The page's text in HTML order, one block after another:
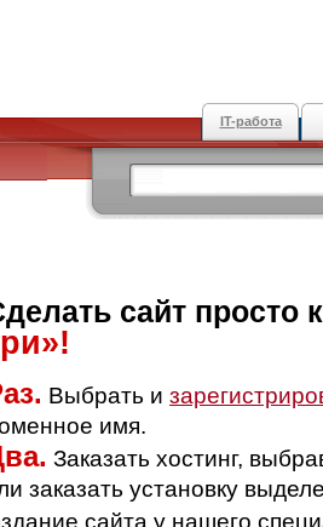
IT-работа
сайт просто
Выбрать и
имя.
Заказать хостинг,
заказать установку
сайта у нашего